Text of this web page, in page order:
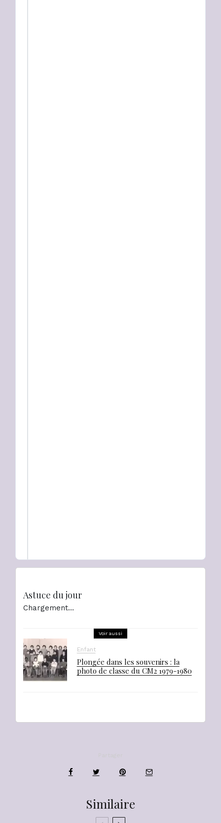
Astuce du jour
Chargement…
Voir aussi
Enfant
Plongée dans les souvenirs : la
photo de classe du CM2 1979-1980
Similaire